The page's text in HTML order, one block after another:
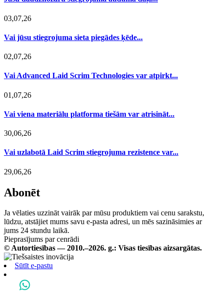
03,07,26
Vai jūsu stiegrojuma sieta piegādes ķēde...
02,07,26
Vai Advanced Laid Scrim Technologies var atpirkt...
01,07,26
Vai viena materiālu platforma tiešām var atrisināt...
30,06,26
Vai uzlabotā Laid Scrim stiegrojuma rezistence var...
29,06,26
Abonēt
Ja vēlaties uzzināt vairāk par mūsu produktiem vai cenu sarakstu,
lūdzu, atstājiet mums savu e-pasta adresi, un mēs sazināsimies ar
jums 24 stundu laikā.
Pieprasījums par cenrādi
© Autortiesības — 2010.–2026. g.: Visas tiesības aizsargātas.
Sūtīt e-pastu